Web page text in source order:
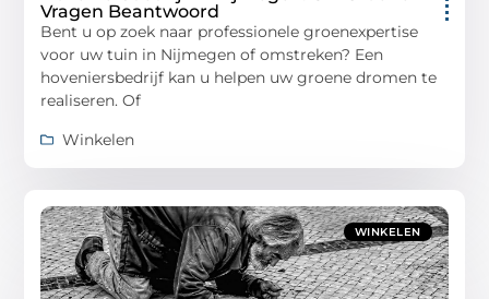
Vragen Beantwoord
Bent u op zoek naar professionele groenexpertise
voor uw tuin in Nijmegen of omstreken? Een
hoveniersbedrijf kan u helpen uw groene dromen te
realiseren. Of
Winkelen
WINKELEN